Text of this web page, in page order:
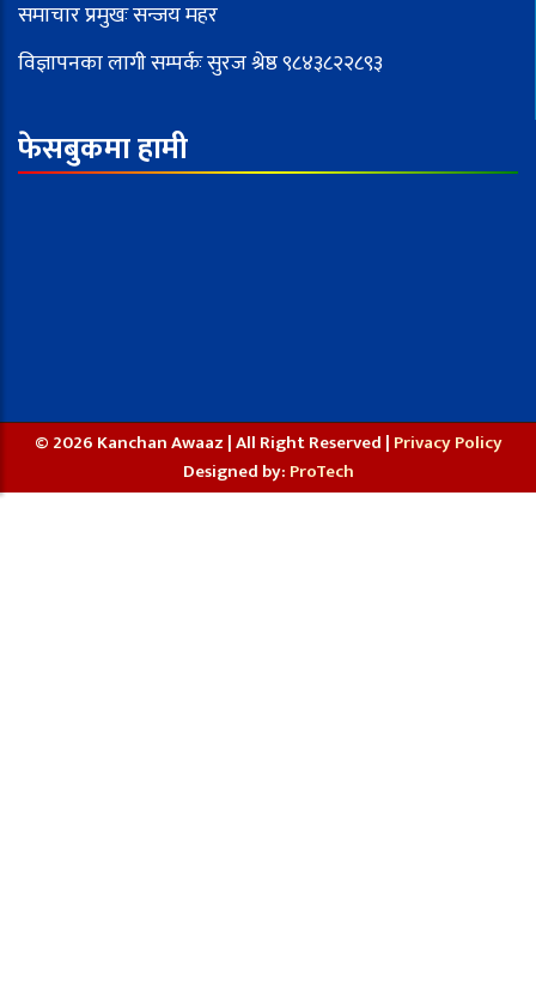
समाचार प्रमुखः सन्जय महर
विज्ञापनका लागी सम्पर्कः सुरज श्रेष्ठ ९८४३८२२८९३
फेसबुकमा हामी
© 2026 Kanchan Awaaz | All Right Reserved | Privacy Policy
Designed by: ProTech